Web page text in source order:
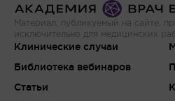
Материал, публикуемый на сайте,
исключительно для медицинских
Клинические случаи
Библиотека вебинаров
Статьи